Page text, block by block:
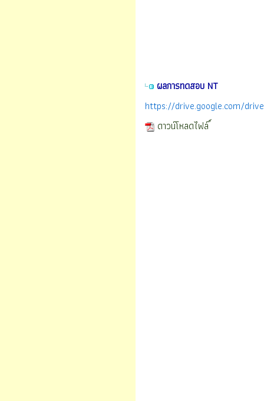
ผลการทดสอบ NT
https://drive.google.com/
ดาวน์โหลดไฟล์